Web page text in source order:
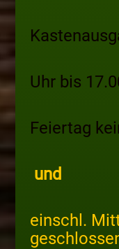
Uhr bis
Feiertag
und
einschl.